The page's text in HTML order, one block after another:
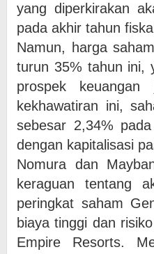
yang diperkirakan
pada akhir tahun
Namun, harga
turun 35% tahun ini,
prospek keuangan
kekhawatiran ini,
sebesar 2,34%
dengan kapitalisasi
Nomura dan
keraguan tentang
peringkat saham
biaya tinggi dan
Empire Resorts.